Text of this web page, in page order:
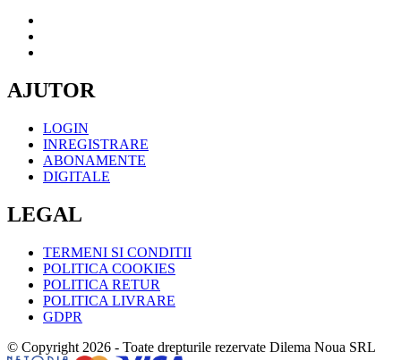
AJUTOR
LOGIN
INREGISTRARE
ABONAMENTE
DIGITALE
LEGAL
TERMENI SI CONDITII
POLITICA COOKIES
POLITICA RETUR
POLITICA LIVRARE
GDPR
© Copyright 2026 - Toate drepturile rezervate Dilema Noua SRL